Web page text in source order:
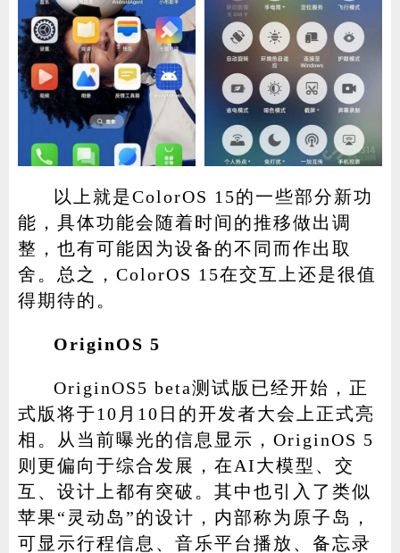
以上就是ColorOS 15的一些部分新功
能，具体功能会随着时间的推移做出调
整，也有可能因为设备的不同而作出取
舍。总之，ColorOS 15在交互上还是很值
得期待的。
OriginOS 5
OriginOS5 beta测试版已经开始，正
式版将于10月10日的开发者大会上正式亮
相。从当前曝光的信息显示，OriginOS 5
则更偏向于综合发展，在AI大模型、交
互、设计上都有突破。其中也引入了类似
苹果“灵动岛”的设计，内部称为原子岛，
可显示行程信息、音乐平台播放、备忘录